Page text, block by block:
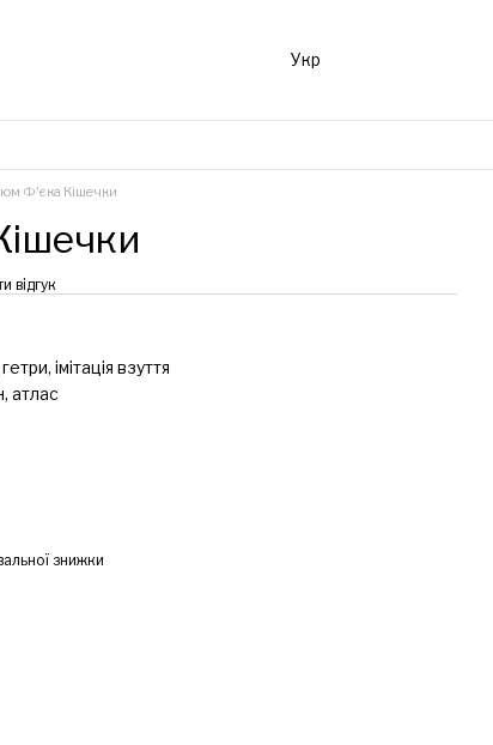
Укр
Ф'єка Кішечки
відгук
імітація взуття
атлас
знижки